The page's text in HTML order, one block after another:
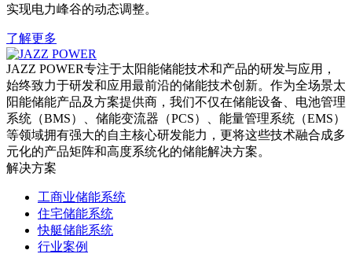
实现电力峰谷的动态调整。
了解更多
JAZZ POWER专注于太阳能储能技术和产品的研发与应用，
始终致力于研发和应用最前沿的储能技术创新。作为全场景太
阳能储能产品及方案提供商，我们不仅在储能设备、电池管理
系统（BMS）、储能变流器（PCS）、能量管理系统（EMS）
等领域拥有强大的自主核心研发能力，更将这些技术融合成多
元化的产品矩阵和高度系统化的储能解决方案。
解决方案
工商业储能系统
住宅储能系统
快艇储能系统
行业案例